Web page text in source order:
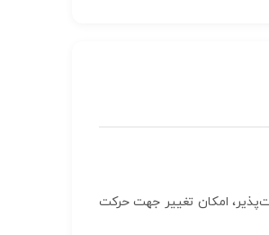
امکان تغییر جهت حرکت